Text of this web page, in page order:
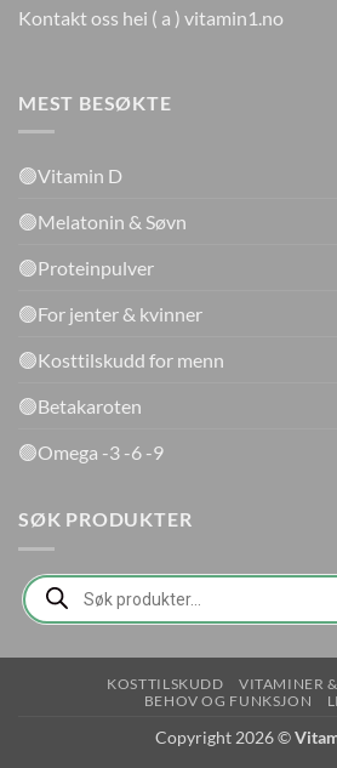
Kontakt oss hei ( a ) vitamin1.no
MEST BESØKTE
🟢Vitamin D
🟢Melatonin & Søvn
🟢Proteinpulver
🟢For jenter & kvinner
🟢Kosttilskudd for menn
🟢Betakaroten
🟢Omega -3 -6 -9
SØK PRODUKTER
Products
search
KOSTTILSKUDD
VITAMINER
BEHOV OG FUNKSJON
Copyright 2026 ©